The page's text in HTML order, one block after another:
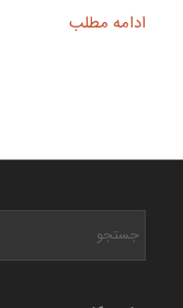
ادامه مطلب